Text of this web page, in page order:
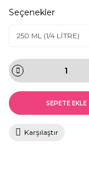
Seçenekler
SEPETE EKLE
Karşılaştır